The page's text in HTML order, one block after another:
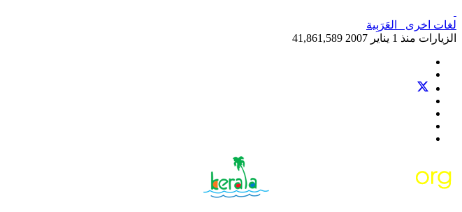
لغات اخرى
العَرَبِية‎
الزيارات منذ 1 يناير 2007
41,861,589